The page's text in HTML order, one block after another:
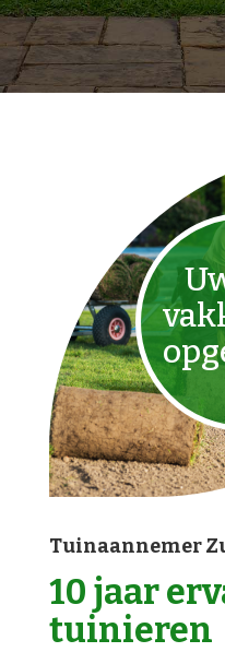
Tuinaannemer
10 jaar
tuinieren